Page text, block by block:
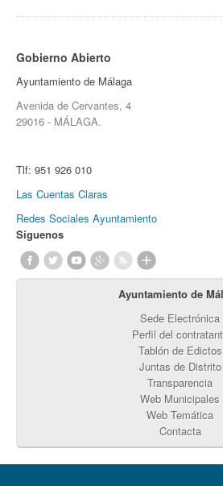
Gobierno Abierto
Ayuntamiento de Málaga
Avenida de Cervantes, 4
29016 - MÁLAGA.
Tlf: 951 926 010
Las Cuentas Claras
Redes Sociales Ayuntamiento
Síguenos
Ayuntamiento de
Sede Electrónica
Perfil del
Tablón de Edictos
Juntas de Distrito
Transparencia
Web Municipales
Web Temática
Contacta